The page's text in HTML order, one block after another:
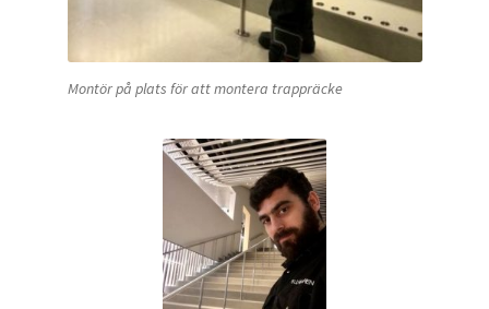
Montör på plats för att montera trappräcke